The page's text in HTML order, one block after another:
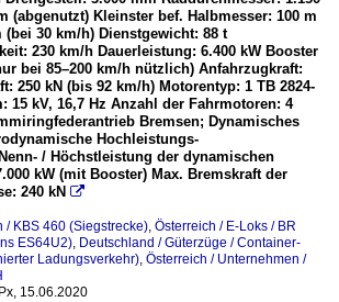
(abgenutzt) Kleinster bef. Halbmesser: 100 m
(bei 30 km/h) Dienstgewicht: 88 t
230 km/h Dauerleistung: 6.400 kW Booster
bei 85–200 km/h nützlich) Anfahrzugkraft:
250 kN (bis 92 km/h) Motorentyp: 1 TB 2824-
15 kV, 16,7 Hz Anzahl der Fahrmotoren: 4
Bremsen; Dynamisches
Hochleistungs-
/ Höchstleistung der dynamischen
kW (mit Booster) Max. Bremskraft der
240 kN 
/ KBS 460 (Siegstrecke), Österreich / E-Loks / BR
ES64U2), Deutschland / Güterzüge / Container-
Ladungsverkehr), Österreich / Unternehmen /
15.06.2020